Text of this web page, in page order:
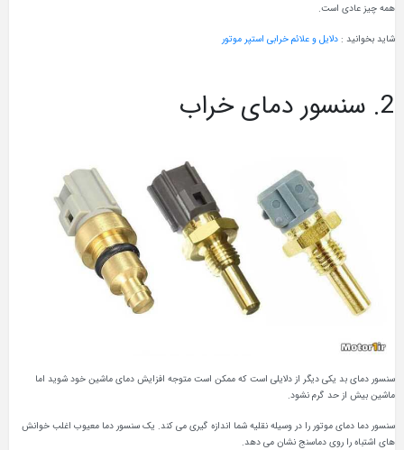
همه چیز عادی است.
شاید بخوانید : دلایل و علائم خرابی استپر موتور
2. سنسور دمای خراب
سنسور دمای بد یکی دیگر از دلایلی است که ممکن است متوجه افزایش دمای ماشین خود شوید اما
ماشین بیش از حد گرم نشود.
سنسور دما دمای موتور را در وسیله نقلیه شما اندازه گیری می کند. یک سنسور دما معیوب اغلب خوانش
های اشتباه را روی دماسنج نشان می دهد.